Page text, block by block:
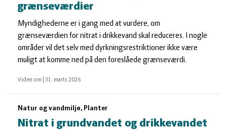
grænseværdier
Myndighederne er i gang med at vurdere, om
grænseværdien for nitrat i drikkevand skal reduceres. I nogle
områder vil det selv med dyrkningsrestriktioner ikke være
muligt at komme ned på den foreslåede grænseværdi.
Viden om 31. marts 2026
Natur og vandmiljø, Planter
Nitrat i grundvandet og drikkevandet